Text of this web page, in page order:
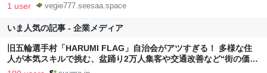
1 user vegie777.seesaa.space
いま人気の記事 - 企業メディア
旧五輪選手村「HARUMI FLAG」自治会がアツすぎる！ 多様な住
人が本気スキルで挑む、盆踊り2万人集客や交通改善など“街の価値
向上”戦略 東京・中央区